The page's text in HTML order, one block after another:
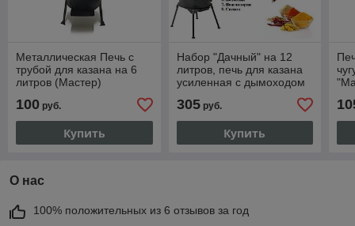
Металлическая Печь с
трубой для казана на 6
литров (Мастер)
100 руб.
Купить
Набор "Дачный" на 12
литров, печь для казана
усиленная с дымоходом
"Премиум" и казаном. В
комплекте 8 товаров
305руб.
Купить
О нас
100% положительных из 6 отзывов за год